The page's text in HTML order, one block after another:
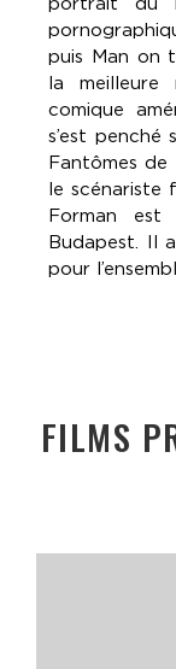
puis Man on
la meilleure
comique
s’est penché
Fantômes
le scénariste
Forman est
Budapest. Il
pour
FILMS